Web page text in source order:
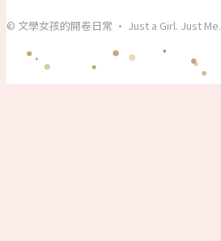
© 文學女孩的開卷日常 · Just a Girl. Just Me.